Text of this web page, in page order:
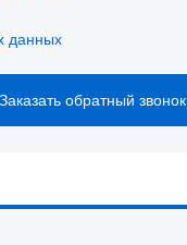
данных
Заказать обратный звонок